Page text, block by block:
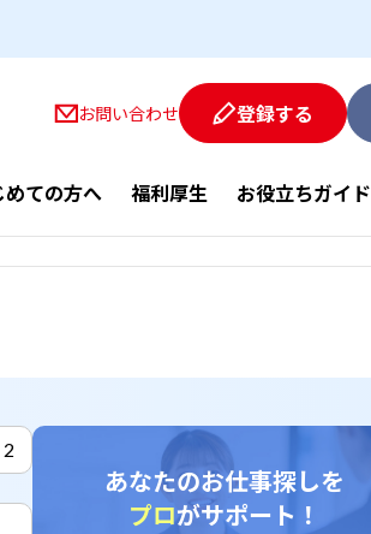
お問い合わせ 登録する
めての方へ 福利厚生 お役立ちガイド
2
あなたのお仕事探しを
プロがサポート！